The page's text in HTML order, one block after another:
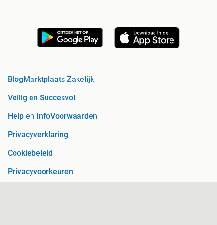
BlogMarktplaats Zakelijk
Veilig en Succesvol
Help en InfoVoorwaarden
Privacyverklaring
Cookiebeleid
Privacyvoorkeuren